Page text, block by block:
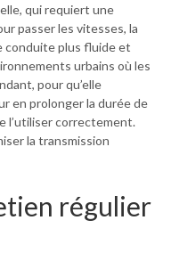
qui requiert une
passer les vitesses, la
conduite plus fluide et
urbains où les
pour qu’elle
en prolonger la durée de
l’utiliser correctement.
la transmission
régulier